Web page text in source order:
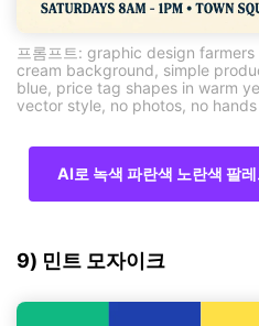
프롬프트: graphic design
cream background, simple
blue, price tag shapes in warm
vector style, no photos, no
AI로 녹색 파란색 노란색 팔
9) 민트 모자이크